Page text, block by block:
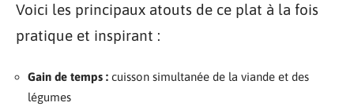
Voici les principaux atouts de ce plat à la fois
pratique et inspirant :
Gain de temps : cuisson simultanée de la viande et des
légumes